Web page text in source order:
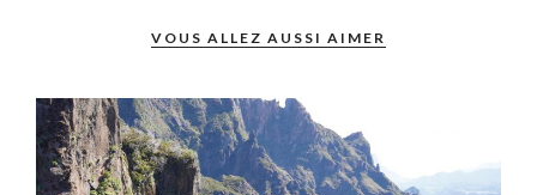
VOUS ALLEZ AUSSI AIMER